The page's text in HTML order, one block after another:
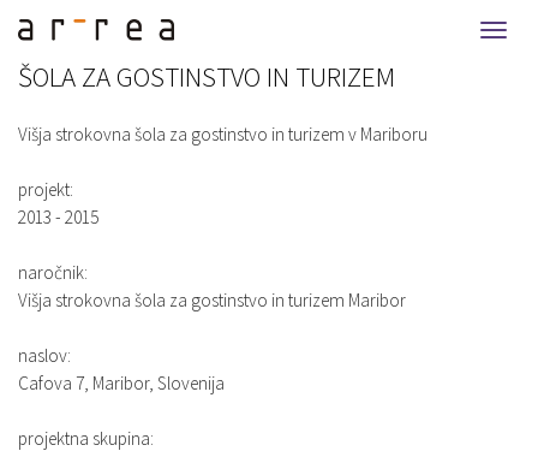
ŠOLA ZA GOSTINSTVO IN TURIZEM
Višja strokovna šola za gostinstvo in turizem v Mariboru
projekt:
2013 - 2015
naročnik:
Višja strokovna šola za gostinstvo in turizem Maribor
naslov:
Cafova 7, Maribor, Slovenija
projektna skupina: